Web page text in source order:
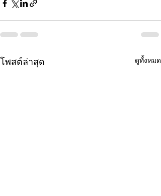
โพสต์ล่าสุด ดูทั้งหมด